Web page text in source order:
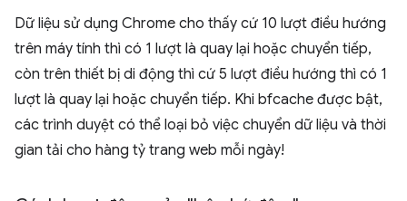
Dữ liệu sử dụng Chrome cho thấy cứ 10 lượt điều hướng
trên máy tính thì có 1 lượt là quay lại hoặc chuyển tiếp,
còn trên thiết bị di động thì cứ 5 lượt điều hướng thì có 1
lượt là quay lại hoặc chuyển tiếp. Khi bfcache được bật,
các trình duyệt có thể loại bỏ việc chuyển dữ liệu và thời
gian tải cho hàng tỷ trang web mỗi ngày!